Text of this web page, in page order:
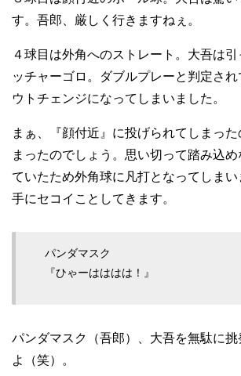
す。吾郎、厳しく行きますねぇ。
４球目は外角へのストレート。大吾は
ッチャーゴロ。ダブルプレーと判定さ
ウトチェンジになってしまいました。
まぁ、『顔付近』に投げられてしまっ
まったのでしょう。思い切って踏み込
ていたため外角球に凡打となってしま
手にセコイことしてきます。
パンダマスク
『ひゃーはははは！』
パンダマスク（吾郎）、大吾を無駄に
よ（笑）。